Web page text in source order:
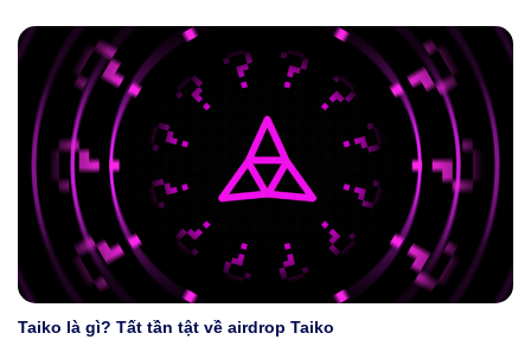
Taiko là gì? Tất tần tật về airdrop Taiko